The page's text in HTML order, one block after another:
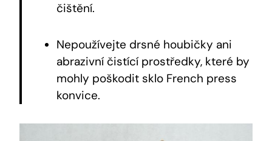
čištění.
Nepoužívejte drsné houbičky ani
abrazivní čistící prostředky, které by
mohly poškodit sklo French press
konvice.